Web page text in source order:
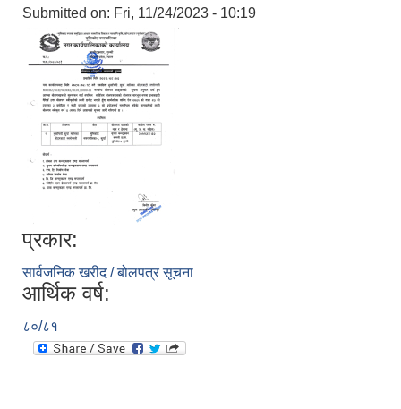
Submitted on: Fri, 11/24/2023 - 10:19
प्रकार:
सार्वजनिक खरीद / बोलपत्र सूचना
आर्थिक वर्ष:
८०/८१